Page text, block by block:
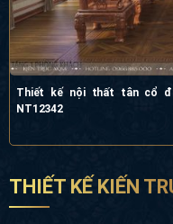
Thiết kế nội thất tân cổ
NT12342
THIẾT KẾ KIẾN